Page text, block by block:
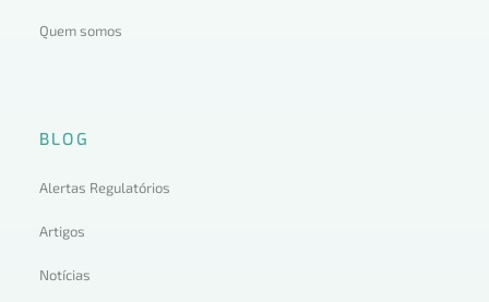
Quem somos
BLOG
Alertas Regulatórios
Artigos
Notícias